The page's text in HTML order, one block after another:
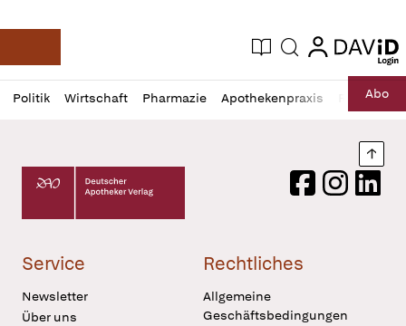
Deutsche Apotheker Zeitung
Aktuelle Ausgabe
Suche login
login
Politik Wirtschaft Pharmazie Apothekenpraxis RechtAbo
Profil
öffnen
Daz
Pur
Deutscher Apotheker Verlag Logo
FacebookInstagram
Service
Newsletter
Über uns
Rechtliches
Allgemeine
Geschäftsbedingungen